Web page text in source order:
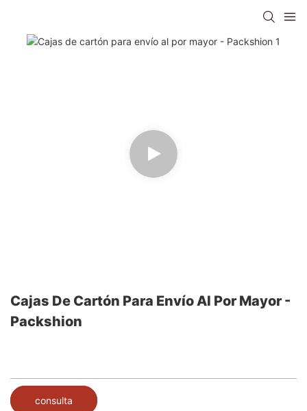
Cajas De Cartón Para Envío Al Por Mayor -
Packshion
consulta